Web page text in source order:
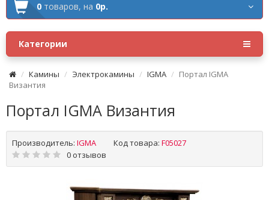
0 товаров, на 0р.
Категории
Камины Электрокамины IGMA
Портал IGMA
Византия
Портал IGMA Византия
Производитель: IGMA Код товара: F05027
0 отзывов